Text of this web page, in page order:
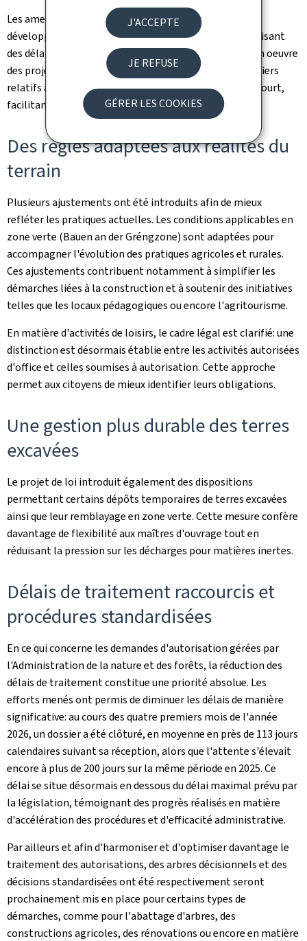
J'ACCEPTE
JE REFUSE
GÉRER LES COOKIES
Les amendements visent également à promouvoir le
développement des énergies renouvelables en introduisant
des délais d'instruction clairs et en facilitant la mise en oeuvre
des projets. À noter que le délai de traitement des dossiers
relatifs aux projets d'énergies renouvelables est plus court,
facilitant ainsi la mise en oeuvre de ces projets.
Des règles adaptées aux réalités du
terrain
Plusieurs ajustements ont été introduits afin de mieux
refléter les pratiques actuelles. Les conditions applicables en
zone verte (Bauen an der Gréngzone) sont adaptées pour
accompagner l'évolution des pratiques agricoles et rurales.
Ces ajustements contribuent notamment à simplifier les
démarches liées à la construction et à soutenir des initiatives
telles que les locaux pédagogiques ou encore l'agritourisme.
En matière d'activités de loisirs, le cadre légal est clarifié: une
distinction est désormais établie entre les activités autorisées
d'office et celles soumises à autorisation. Cette approche
permet aux citoyens de mieux identifier leurs obligations.
Une gestion plus durable des terres
excavées
Le projet de loi introduit également des dispositions
permettant certains dépôts temporaires de terres excavées
ainsi que leur remblayage en zone verte. Cette mesure confère
davantage de flexibilité aux maîtres d'ouvrage tout en
réduisant la pression sur les décharges pour matières inertes.
Délais de traitement raccourcis et
procédures standardisées
En ce qui concerne les demandes d'autorisation gérées par
l'Administration de la nature et des forêts, la réduction des
délais de traitement constitue une priorité absolue. Les
efforts menés ont permis de diminuer les délais de manière
significative: au cours des quatre premiers mois de l'année
2026, un dossier a été clôturé, en moyenne en près de 113 jours
calendaires suivant sa réception, alors que l'attente s'élevait
encore à plus de 200 jours sur la même période en 2025. Ce
délai se situe désormais en dessous du délai maximal prévu par
la législation, témoignant des progrès réalisés en matière
d'accélération des procédures et d'efficacité administrative.
Par ailleurs et afin d'harmoniser et d'optimiser davantage le
traitement des autorisations, des arbres décisionnels et des
décisions standardisées ont été respectivement seront
prochainement mis en place pour certains types de
démarches, comme pour l'abattage d'arbres, des
constructions agricoles, des rénovations ou encore en matière